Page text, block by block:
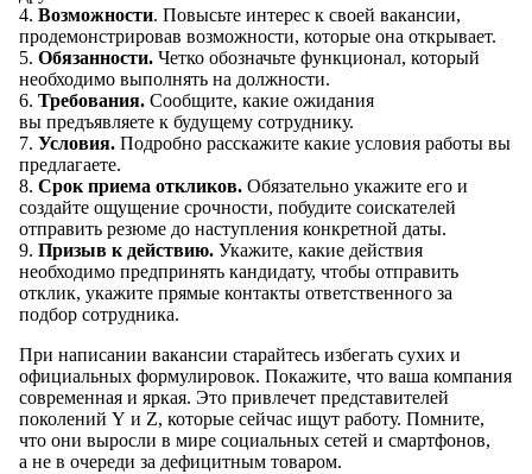
4. Возможности. Повысьте интерес к своей вакансии,
продемонстрировав возможности, которые она открывает.
5. Обязанности. Четко обозначьте функционал, который
необходимо выполнять на должности.
6. Требования. Сообщите, какие ожидания
вы предъявляете к будущему сотруднику.
7. Условия. Подробно расскажите какие условия работы вы
предлагаете.
8. Срок приема откликов. Обязательно укажите его и
создайте ощущение срочности, побудите соискателей
отправить резюме до наступления конкретной даты.
9. Призыв к действию. Укажите, какие действия
необходимо предпринять кандидату, чтобы отправить
отклик, укажите прямые контакты ответственного за
подбор сотрудника.
При написании вакансии старайтесь избегать сухих и
официальных формулировок. Покажите, что ваша компания
современная и яркая. Это привлечет представителей
поколений Y и Z, которые сейчас ищут работу. Помните,
что они выросли в мире социальных сетей и смартфонов,
а не в очереди за дефицитным товаром.